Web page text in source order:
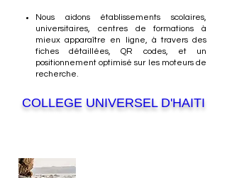
Nous aidons établissements scolaires,
universitaires, centres de formations à
mieux apparaître en ligne, à travers des
fiches détaillées, QR codes, et un
positionnement optimisé sur les moteurs de
recherche.
COLLEGE UNIVERSEL D'HAITI